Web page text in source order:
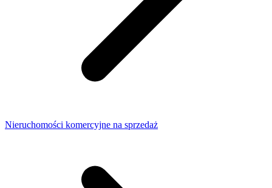
Nieruchomości komercyjne na sprzedaż